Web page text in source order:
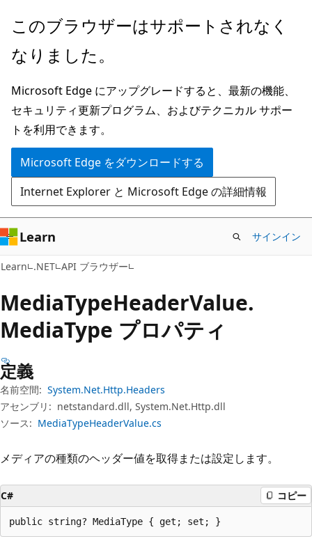
メ
ン
ン
テ
ン
ツ
に
ス
キ
ッ
プ
ペ
ジ
ナ
ビ
ゲ
ー
シ
ョ
ン
に
ス
キ
ッ
プ
このブラウザーはサポートされなく
なりました。
Microsoft Edge にアップグレードすると、最新の機能、
セキュリティ更新プログラム、およびテクニカル サポー
トを利用できます。
Microsoft Edge をダウンロードする
Internet Explorer と Microsoft Edge の詳細情報
Learn サインイン
Learn .NET API ブラウザー
MediaTypeHeaderValue.
MediaType プロパティ
定義
名前空間: System.Net.Http.Headers
アセンブリ: netstandard.dll, System.Net.Http.dll
ソース: MediaTypeHeaderValue.cs
メディアの種類のヘッダー値を取得または設定します。
C# コピー
public string? MediaType { get; set; }